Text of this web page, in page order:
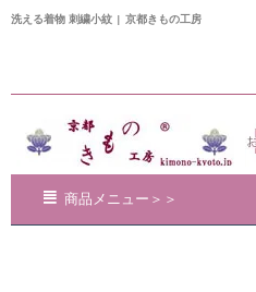
洗える着物 刺繍小紋 | 京都きもの工房
商品メニュー＞＞